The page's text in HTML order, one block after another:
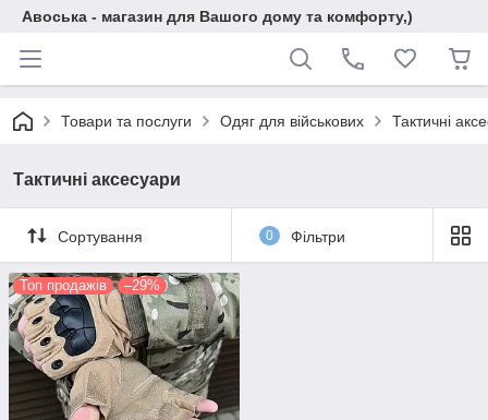
Авоська - магазин для Вашого дому та комфорту,)
Товари та послуги Одяг для військових Тактичні
Тактичні аксесуари
Сортування 0 Фільтри
Топ продажів –29%